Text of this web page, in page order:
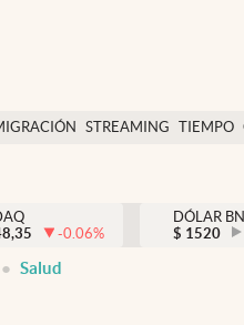
STREAMING TIEMPO
México
-0.06%
DÓLAR
$ 1520
Salud